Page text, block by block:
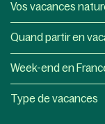
Vos vacances
Quand partir en
Week-end en
Type de vacances